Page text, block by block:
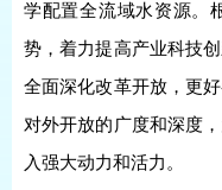
学配置全流域水资源。
势，着力提高产业科技
全面深化改革开放，更
对外开放的广度和深度
入强大动力和活力。